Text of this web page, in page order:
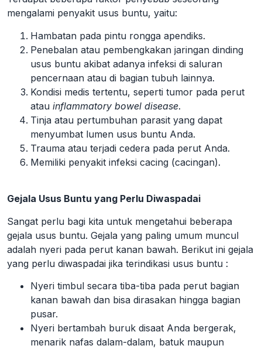
mengalami penyakit usus buntu, yaitu:
Hambatan pada pintu rongga apendiks.
Penebalan atau pembengkakan jaringan dinding
usus buntu akibat adanya infeksi di saluran
pencernaan atau di bagian tubuh lainnya.
Kondisi medis tertentu, seperti tumor pada perut
atau inflammatory bowel disease.
Tinja atau pertumbuhan parasit yang dapat
menyumbat lumen usus buntu Anda.
Trauma atau terjadi cedera pada perut Anda.
Memiliki penyakit infeksi cacing (cacingan).
Gejala Usus Buntu yang Perlu Diwaspadai
Sangat perlu bagi kita untuk mengetahui beberapa
gejala usus buntu. Gejala yang paling umum muncul
adalah nyeri pada perut kanan bawah. Berikut ini gejala
yang perlu diwaspadai jika terindikasi usus buntu :
Nyeri timbul secara tiba-tiba pada perut bagian
kanan bawah dan bisa dirasakan hingga bagian
pusar.
Nyeri bertambah buruk disaat Anda bergerak,
menarik nafas dalam-dalam, batuk maupun